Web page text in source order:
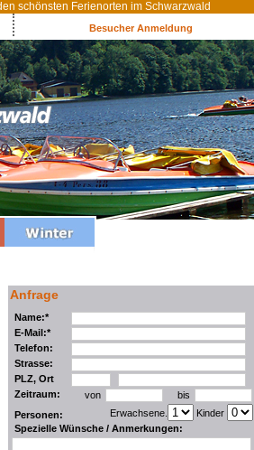
schönsten Ferienorten im Schwarzwald
Besucher Anmeldung
Anfrage
Name:*
E-Mail:*
Telefon:
Strasse:
PLZ, Ort
Zeitraum:
von
bis
Personen:
Erwachsene.
Kinder
Spezielle Wünsche / Anmerkungen: